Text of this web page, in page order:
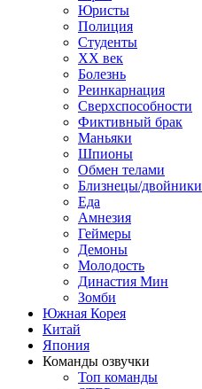
Юристы
Полиция
Студенты
ХХ век
Болезнь
Реинкарнация
Сверхспособности
Фиктивный брак
Маньяки
Шпионы
Обмен телами
Близнецы/двойники
Еда
Амнезия
Геймеры
Демоны
Молодость
Династия Мин
Зомби
Южная Корея
Китай
Япония
Команды озвучки
Топ команды